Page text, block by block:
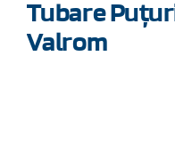
Tubare
Valrom